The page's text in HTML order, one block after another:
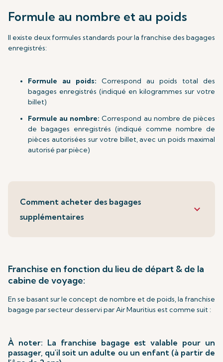
Formule au nombre et au poids
Il existe deux formules standards pour la franchise des bagages
enregistrés:
Formule au poids: Correspond au poids total des
bagages enregistrés (indiqué en kilogrammes sur votre
billet)
Formule au nombre: Correspond au nombre de pièces
de bagages enregistrés (indiqué comme nombre de
pièces autorisées sur votre billet, avec un poids maximal
autorisé par pièce)
Comment acheter des bagages
supplémentaires
keyboard_arrow_down
Franchise en fonction du lieu de départ & de la
cabine de voyage:
En se basant sur le concept de nombre et de poids, la franchise
bagage par secteur desservi par Air Mauritius est comme suit :
À noter: La franchise bagage est valable pour un
passager, qu'il soit un adulte ou un enfant (à partir de